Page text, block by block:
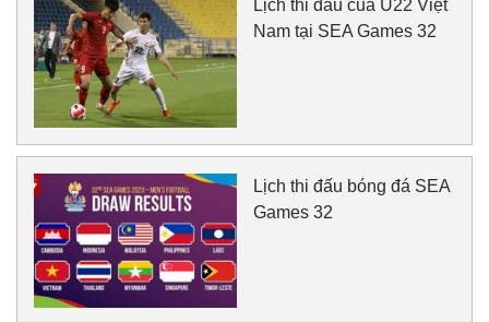
Lịch thi đấu của U22 Việt
Nam tại SEA Games 32
Lịch thi đấu bóng đá SEA
Games 32